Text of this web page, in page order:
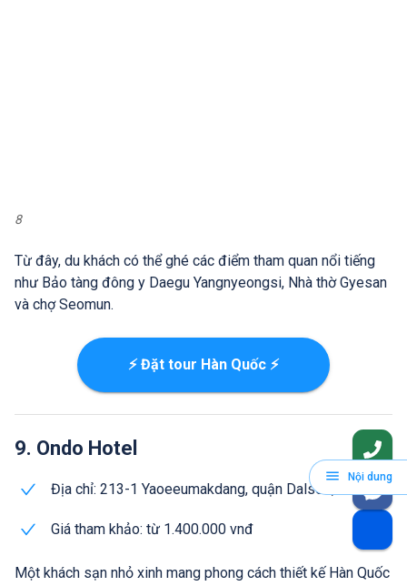
8
Từ đây, du khách có thể ghé các điểm tham quan nổi tiếng
như Bảo tàng đông y Daegu Yangnyeongsi, Nhà thờ Gyesan
và chợ Seomun.
⚡ Đặt tour Hàn Quốc ⚡
9. Ondo Hotel
Địa chỉ: 213-1 Yaoeeumakdang, quận Dalseo, Daegu
Giá tham khảo: từ 1.400.000 vnđ
Một khách sạn nhỏ xinh mang phong cách thiết kế Hàn Quốc
Nội dung